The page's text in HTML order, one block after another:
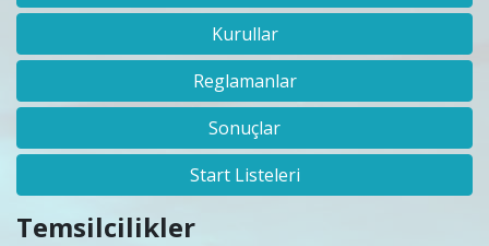
Kurullar
Reglamanlar
Sonuçlar
Start Listeleri
Temsilcilikler